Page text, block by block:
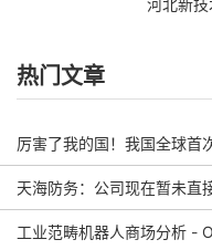
河北新
热门文章
厉害了我的国！我国全球首
天海防务：公司现在暂未直
工业范畴机器人商场分析 -